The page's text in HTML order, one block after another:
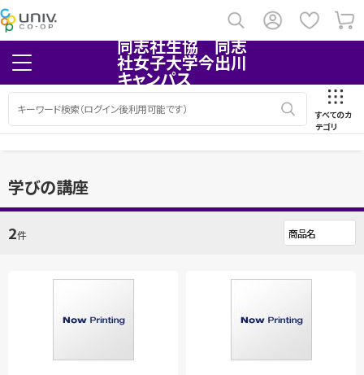
同志社生協 同志
社女子大学今出川
キャンパス
すべてのカ
テゴリ
学びの講座
2件